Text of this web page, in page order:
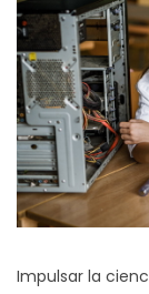
Impulsar la